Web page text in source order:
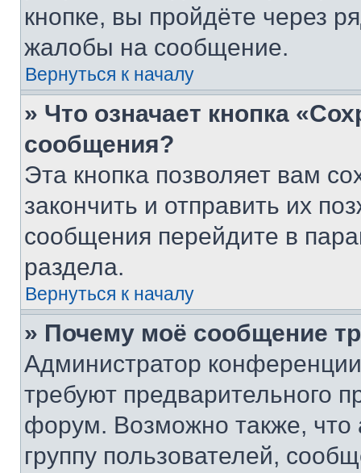
кнопке, вы пройдёте через
жалобы на сообщение.
Вернуться к началу
» Что означает кнопка
сообщения?
Эта кнопка позволяет вам
закончить и отправить их
сообщения перейдите в
раздела.
Вернуться к началу
» Почему моё сообщение
Администратор
требуют предварительного
форум. Возможно также, что
группу пользователей,